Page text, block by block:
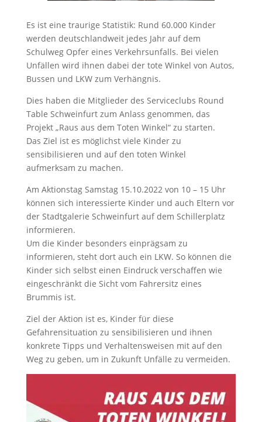
Es ist eine traurige Statistik: Rund 60.000 Kinder
werden deutschlandweit jedes Jahr auf dem
Schulweg Opfer eines Verkehrsunfalls. Bei vielen
Unfällen wird ihnen dabei der tote Winkel von Autos,
Bussen und LKW zum Verhängnis.
Dies haben die Mitglieder des Serviceclubs Round
Table Schweinfurt zum Anlass genommen, das
Projekt „Raus aus dem Toten Winkel“ zu starten.
Das Ziel ist es möglichst viele Kinder zu
sensibilisieren und auf den toten Winkel
aufmerksam zu machen.
Am Aktionstag Samstag 15.10.2022 von 10 – 15 Uhr
können sich interessierte Kinder und auch Eltern vor
der Stadtgalerie Schweinfurt auf dem Schillerplatz
informieren.
Um die Kinder besonders einprägsam zu
informieren, steht dort auch ein LKW. So können die
Kinder sich selbst einen Eindruck verschaffen wie
eingeschränkt die Sicht vom Fahrersitz eines
Brummis ist.
Ziel der Aktion ist es, Kinder für diese
Gefahrensituation zu sensibilisieren und ihnen
konkrete Tipps und Verhaltensweisen mit auf den
Weg zu geben, um in Zukunft Unfälle zu vermeiden.